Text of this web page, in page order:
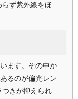
ず紫外線をほ
ます。その中か
るのが偏光レン
きが抑えられ